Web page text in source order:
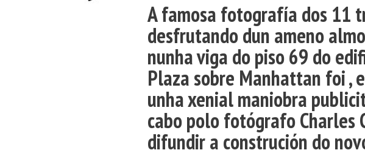
A famosa fotografía dos 11
desfrutando dun ameno
nunha viga do piso 69 do
Plaza sobre Manhattan foi ,
unha xenial maniobra
cabo polo fotógrafoCharles
difundir a construción do